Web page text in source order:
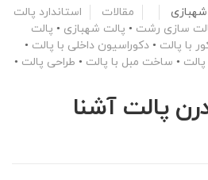
مقالات
استاندارد پالت
سازی رشت • پالت شهبازی • پالت
با پالت • دکوراسیون داخلی با پالت •
• ساخت مبل با پالت • طراحی پالت •
پالت آشنا